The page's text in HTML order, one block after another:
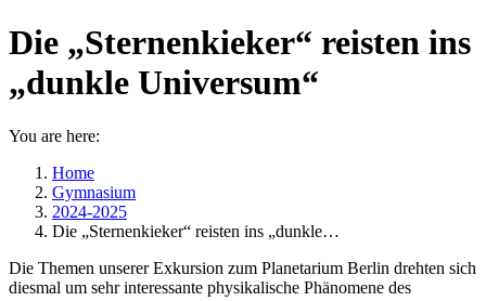
Die „Sternenkieker“ reisten ins
„dunkle Universum“
You are here:
Home
Gymnasium
2024-2025
Die „Sternenkieker“ reisten ins „dunkle…
Die Themen unserer Exkursion zum Planetarium Berlin drehten sich
diesmal um sehr interessante physikalische Phänomene des